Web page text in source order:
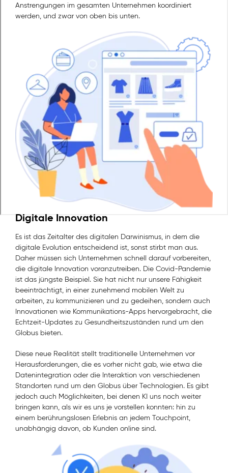
Anstrengungen im gesamten Unternehmen koordiniert
werden, und zwar von oben bis unten.
Digitale Innovation
Es ist das Zeitalter des digitalen Darwinismus, in dem die
digitale Evolution entscheidend ist, sonst stirbt man aus.
Daher müssen sich Unternehmen schnell darauf vorbereiten,
die digitale Innovation voranzutreiben. Die Covid-Pandemie
ist das jüngste Beispiel. Sie hat nicht nur unsere Fähigkeit
beeinträchtigt, in einer zunehmend mobilen Welt zu
arbeiten, zu kommunizieren und zu gedeihen, sondern auch
Innovationen wie Kommunikations-Apps hervorgebracht, die
Echtzeit-Updates zu Gesundheitszuständen rund um den
Globus bieten.
Diese neue Realität stellt traditionelle Unternehmen vor
Herausforderungen, die es vorher nicht gab, wie etwa die
Datenintegration oder die Interaktion von verschiedenen
Standorten rund um den Globus über Technologien. Es gibt
jedoch auch Möglichkeiten, bei denen KI uns noch weiter
bringen kann, als wir es uns je vorstellen konnten: hin zu
einem berührungslosen Erlebnis an jedem Touchpoint,
unabhängig davon, ob Kunden online sind.